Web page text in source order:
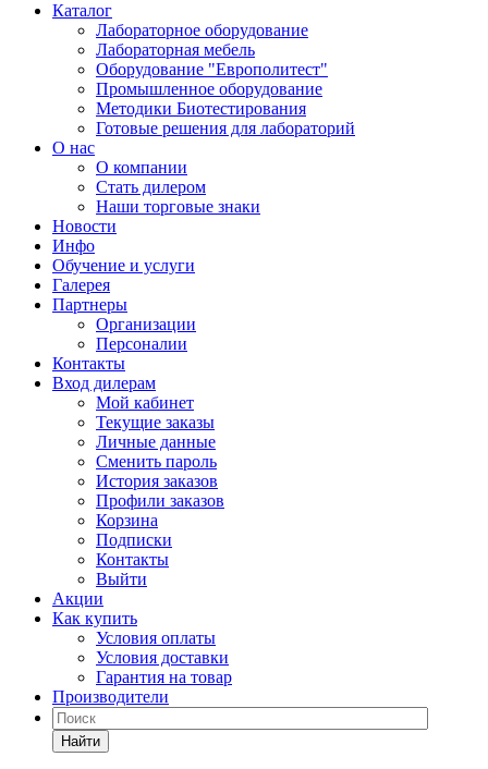
Каталог
Лабораторное оборудование
Лабораторная мебель
Оборудование "Европолитест"
Промышленное оборудование
Методики Биотестирования
Готовые решения для лабораторий
О нас
О компании
Стать дилером
Наши торговые знаки
Новости
Инфо
Обучение и услуги
Галерея
Партнеры
Организации
Персоналии
Контакты
Вход дилерам
Мой кабинет
Текущие заказы
Личные данные
Сменить пароль
История заказов
Профили заказов
Корзина
Подписки
Контакты
Выйти
Акции
Как купить
Условия оплаты
Условия доставки
Гарантия на товар
Производители
Найти